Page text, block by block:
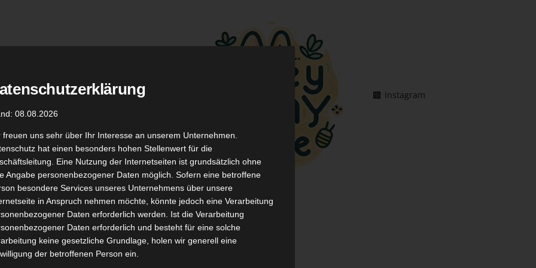
Düfte Coupon Codes Instagram
TikTok YouTube Kontakt
08.08.2026
freuen uns sehr über Ihr Interesse an unserem Unternehmen.
hat einen besonders hohen Stellenwert für die
Eine Nutzung der Internetseiten ist grundsätzlich ohne
Angabe personenbezogener Daten möglich. Sofern eine betroffene
besondere Services unseres Unternehmens über unsere
in Anspruch nehmen möchte, könnte jedoch eine Verarbeitung
Daten erforderlich werden. Ist die Verarbeitung
Daten erforderlich und besteht für eine solche
keine gesetzliche Grundlage, holen wir generell eine
der betroffenen Person ein.